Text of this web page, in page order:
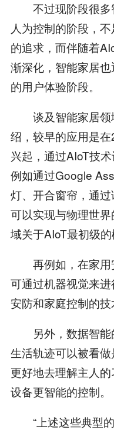
不过现阶段很多
人为控制的阶段，
的追求，而伴随着
渐深化，智能家居
的用户体验阶段。
谈及智能家居领
绍，较早的应用是
兴起，通过AIoT技
例如通过Google
灯、开合窗帘，通
可以实现与物理世
域关于AIoT最初级的
再例如，在家用
可通过机器视觉来进
安防和家庭控制的技
另外，数据智能
生活轨迹可以被看
更好地去理解主人
设备更智能的控制。
“上述这些典型的